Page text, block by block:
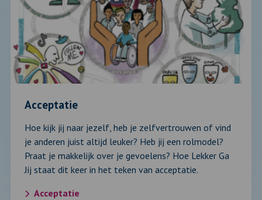
Acceptatie
Hoe kijk jij naar jezelf, heb je zelfvertrouwen of vind
je anderen juist altijd leuker? Heb jij een rolmodel?
Praat je makkelijk over je gevoelens? Hoe Lekker Ga
Jij staat dit keer in het teken van acceptatie.
Acceptatie